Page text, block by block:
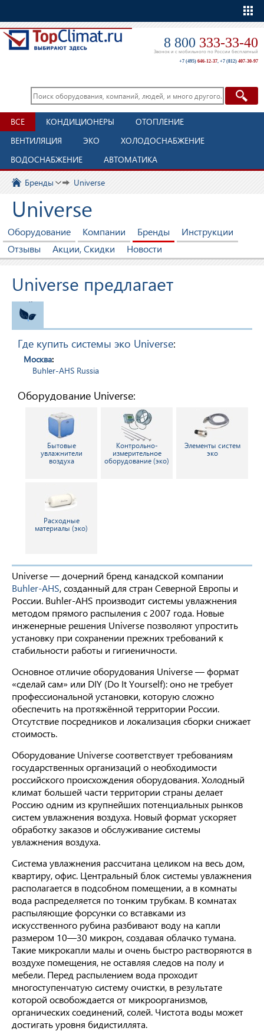
8 800 333-33-40
Звонок и с мобильного по России бесплатный
+7 (495) 646-12-37, +7 (812) 407-30-97
ВСЕ КОНДИЦИОНЕРЫ
ОТОПЛЕНИЕ
ВЕНТИЛЯЦИЯ
ЭКО
ХОЛОДОСНАБЖЕНИЕ
ВОДОСНАБЖЕНИЕ
АВТОМАТИКА
Бренды Universe
Universe
Оборудование Компании Бренды
Инструкции
Отзывы
Акции, Скидки Новости
Universe предлагает
Где купить системы эко Universe:
Москва:
Buhler-AHS Russia
Оборудование Universe:
Бытовые
увлажнители
воздуха
Контрольно-
измерительное
оборудование (эко)
Элементы систем
эко
Расходные
материалы (эко)
Universe — дочерний бренд канадской компании
Buhler-AHS, созданный для стран Северной Европы и
России. Buhler-AHS производит системы увлажнения
методом прямого распыления с 2007 года. Новые
инженерные решения Universe позволяют упростить
установку при сохранении прежних требований к
стабильности работы и гигиеничности.
Основное отличие оборудования Universe — формат
«сделай сам» или DIY (Do It Yourself): оно не требует
профессиональной установки, которую сложно
обеспечить на протяжённой территории России.
Отсутствие посредников и локализация сборки снижает
стоимость.
Оборудование Universe соответствует требованиям
государственных организаций о необходимости
российского происхождения оборудования. Холодный
климат большей части территории страны делает
Россию одним из крупнейших потенциальных рынков
систем увлажнения воздуха. Новый формат ускоряет
обработку заказов и обслуживание системы
увлажнения воздуха.
Система увлажнения рассчитана целиком на весь дом,
квартиру, офис. Центральный блок системы увлажнения
располагается в подсобном помещении, а в комнаты
вода распределяется по тонким трубкам. В комнатах
распыляющие форсунки со вставками из
искусственного рубина разбивают воду на капли
размером 10—30 микрон, создавая облачко тумана.
Такие микрокапли малы и очень быстро растворяются в
воздухе помещения, не оставляя следов на полу и
мебели. Перед распылением вода проходит
многоступенчатую систему очистки, в результате
которой освобождается от микроорганизмов,
органических соединений, солей. Чистота воды может
достигать уровня бидистиллята.